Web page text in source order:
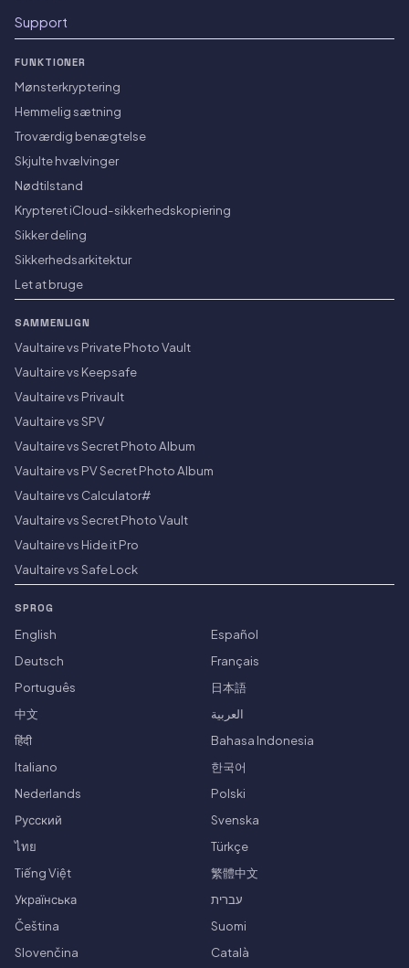
Support
FUNKTIONER
Mønsterkryptering
Hemmelig sætning
Troværdig benægtelse
Skjulte hvælvinger
Nødtilstand
Krypteret iCloud-sikkerhedskopiering
Sikker deling
Sikkerhedsarkitektur
Let at bruge
SAMMENLIGN
Vaultaire vs Private Photo Vault
Vaultaire vs Keepsafe
Vaultaire vs Privault
Vaultaire vs SPV
Vaultaire vs Secret Photo Album
Vaultaire vs PV Secret Photo Album
Vaultaire vs Calculator#
Vaultaire vs Secret Photo Vault
Vaultaire vs Hide it Pro
Vaultaire vs Safe Lock
SPROG
English
Español
Deutsch
Français
Português
日本語
中文
العربية
हिंदी
Bahasa Indonesia
Italiano
한국어
Nederlands
Polski
Русский
Svenska
ไทย
Türkçe
Tiếng Việt
繁體中文
Українська
עברית
Čeština
Suomi
Slovenčina
Català